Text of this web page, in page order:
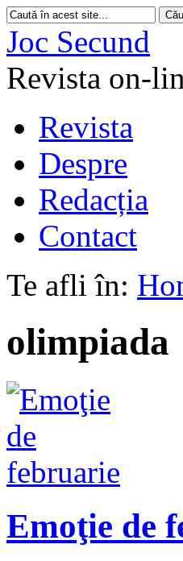
Joc Secund
Revista on-
Revista
Despre
Redacția
Contact
Te afli în:
olimpiada
Emoţie de